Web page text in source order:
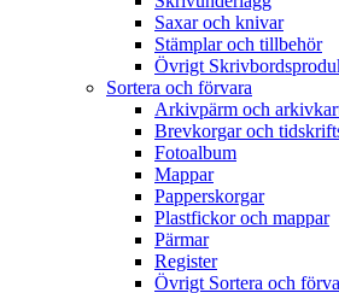
Saxar och knivar
Stämplar och tillbehör
Övrigt
Sortera och förvara
Arkivpärm och
Brevkorgar och
Fotoalbum
Mappar
Papperskorgar
Plastfickor och mappar
Pärmar
Register
Övrigt Sortera och